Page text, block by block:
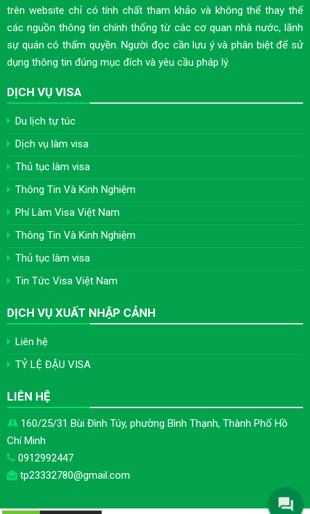
trên website chỉ có tính chất tham khảo và không thể thay thế
các nguồn thông tin chính thống từ các cơ quan nhà nước, lãnh
sự quán có thẩm quyền. Người đọc cần lưu ý và phân biệt để sử
dụng thông tin đúng mục đích và yêu cầu pháp lý.
DỊCH VỤ VISA
Du lịch tự túc
Dịch vụ làm visa
Thủ tục làm visa
Thông Tin Và Kinh Nghiệm
Phí Làm Visa Việt Nam
Thông Tin Và Kinh Nghiệm
Thủ tục làm visa
Tin Tức Visa Việt Nam
DỊCH VỤ XUẤT NHẬP CẢNH
Liên hệ
TỶ LỆ ĐẬU VISA
LIÊN HỆ
160/25/31 Bùi Đình Túy, phường Bình Thạnh, Thành Phố Hồ
Chí Minh
0912992447
tp23332780@gmail.com